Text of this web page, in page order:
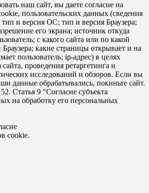
наш сайт, вы даете согласие на
пользовательских данных (сведения
и версия ОС; тип и версия Браузера;
его экрана; источник откуда
с какого сайта или по какой
какие страницы открывает и на
пользователь; ip-адрес) в целях
проведения ретаргетинга и
исследований и обзоров. Если вы
данные обрабатывались, покиньте сайт.
Статья 9 "Согласие субъекта
на обработку его персональных
cookie.